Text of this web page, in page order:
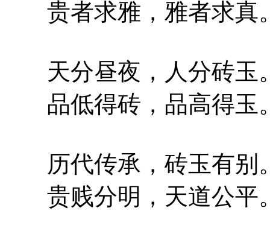
贵者求雅，雅者求真
天分昼夜，人分砖玉
品低得砖，品高得玉
历代传承，砖玉有别
贵贱分明，天道公平